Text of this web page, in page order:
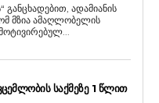
განცხადებით, ადამიანის
მზია ამაღლობელის
ᲡᲐᲥᲛᲔᲖᲔ 1 ᲬᲚᲘᲗ